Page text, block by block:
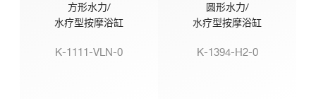
方形水力/
水疗型按摩浴缸
K-1111-VLN-0
圆形水力/
水疗型按摩浴缸
K-1394-H2-0